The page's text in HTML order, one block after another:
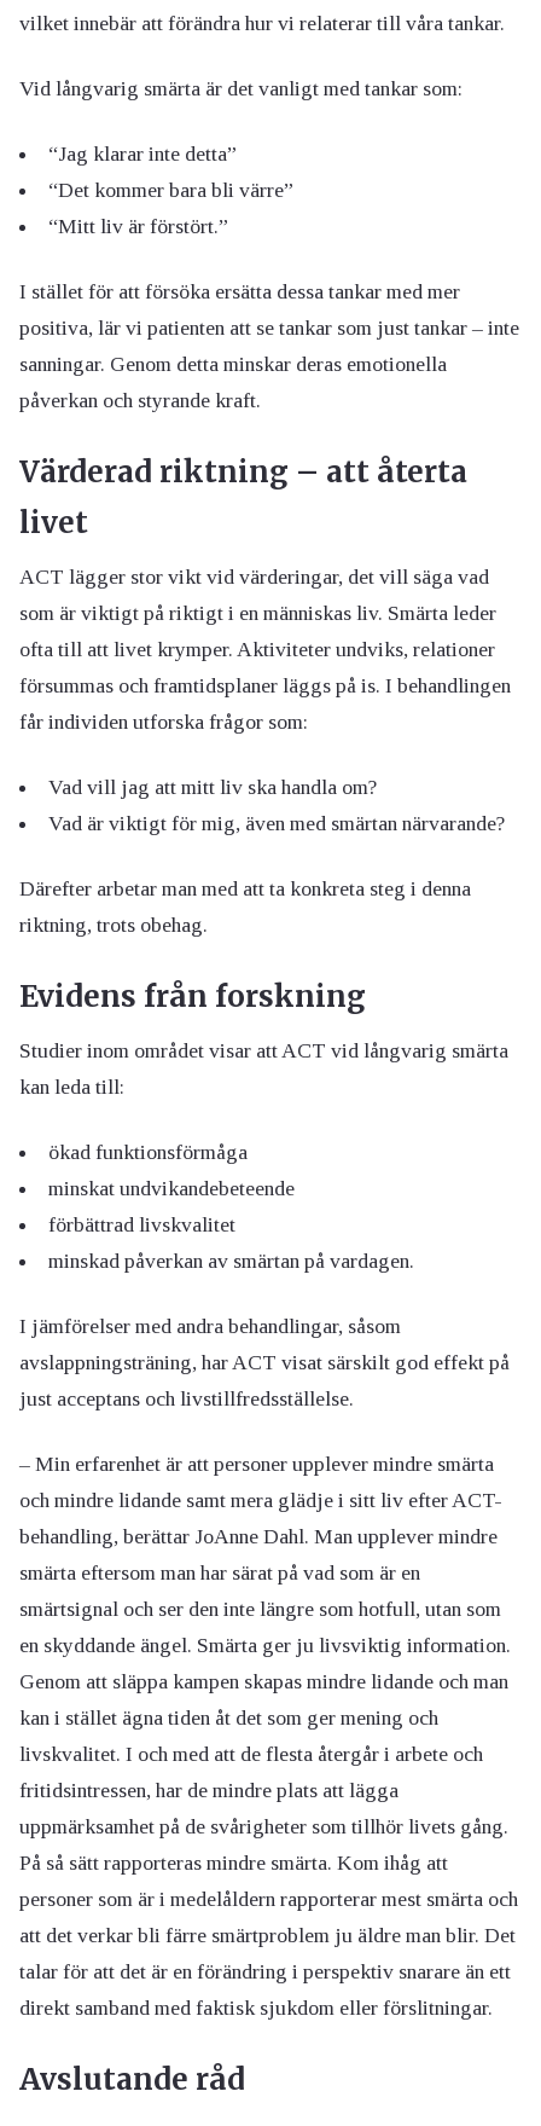
vilket innebär att förändra hur vi relaterar till våra tankar.
Vid långvarig smärta är det vanligt med tankar som:
“Jag klarar inte detta”
“Det kommer bara bli värre”
“Mitt liv är förstört.”
I stället för att försöka ersätta dessa tankar med mer
positiva, lär vi patienten att se tankar som just tankar – inte
sanningar. Genom detta minskar deras emotionella
påverkan och styrande kraft.
Värderad riktning – att återta
livet
ACT lägger stor vikt vid värderingar, det vill säga vad
som är viktigt på riktigt i en människas liv. Smärta leder
ofta till att livet krymper. Aktiviteter undviks, relationer
försummas och framtidsplaner läggs på is. I behandlingen
får individen utforska frågor som:
Vad vill jag att mitt liv ska handla om?
Vad är viktigt för mig, även med smärtan närvarande?
Därefter arbetar man med att ta konkreta steg i denna
riktning, trots obehag.
Evidens från forskning
Studier inom området visar att ACT vid långvarig smärta
kan leda till:
ökad funktionsförmåga
minskat undvikandebeteende
förbättrad livskvalitet
minskad påverkan av smärtan på vardagen.
I jämförelser med andra behandlingar, såsom
avslappningsträning, har ACT visat särskilt god effekt på
just acceptans och livstillfredsställelse.
– Min erfarenhet är att personer upplever mindre smärta
och mindre lidande samt mera glädje i sitt liv efter ACT-
behandling, berättar JoAnne Dahl. Man upplever mindre
smärta eftersom man har särat på vad som är en
smärtsignal och ser den inte längre som hotfull, utan som
en skyddande ängel. Smärta ger ju livsviktig information.
Genom att släppa kampen skapas mindre lidande och man
kan i stället ägna tiden åt det som ger mening och
livskvalitet. I och med att de flesta återgår i arbete och
fritidsintressen, har de mindre plats att lägga
uppmärksamhet på de svårigheter som tillhör livets gång.
På så sätt rapporteras mindre smärta. Kom ihåg att
personer som är i medelåldern rapporterar mest smärta och
att det verkar bli färre smärtproblem ju äldre man blir. Det
talar för att det är en förändring i perspektiv snarare än ett
direkt samband med faktisk sjukdom eller förslitningar.
Avslutande råd